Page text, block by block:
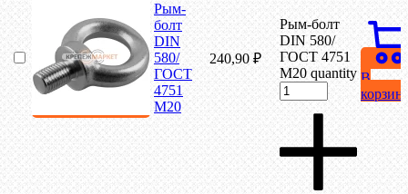
Рым-
болт
DIN
580/
ГОСТ
4751
М20
240,90 ₽
Рым-болт
DIN 580/
ГОСТ 4751
М20 quantity В